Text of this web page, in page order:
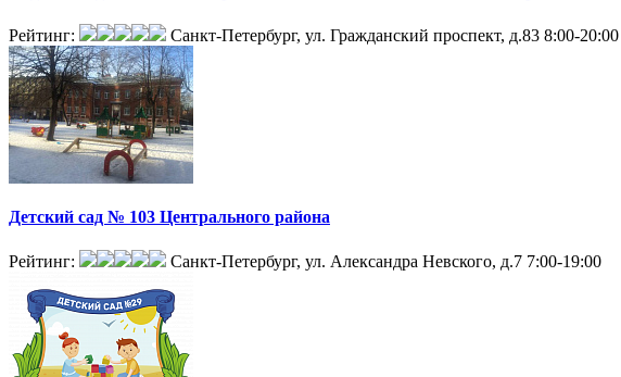
Рейтинг: Санкт-Петербург, ул. Гражданский проспект, д.83 8:00-20:00
Детский сад № 103 Центрального района
Рейтинг: Санкт-Петербург, ул. Александра Невского, д.7 7:00-19:00